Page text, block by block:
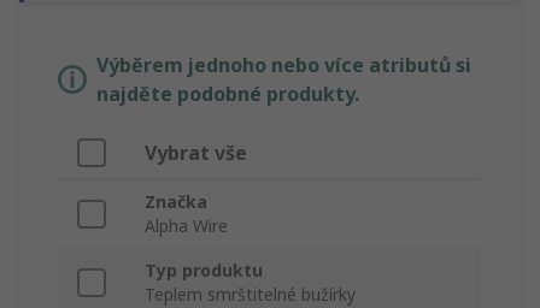
Výběrem jednoho nebo více atributů si
najděte podobné produkty.
Vybrat vše
Značka
Alpha Wire
Typ produktu
Teplem smrštitelné bužírky